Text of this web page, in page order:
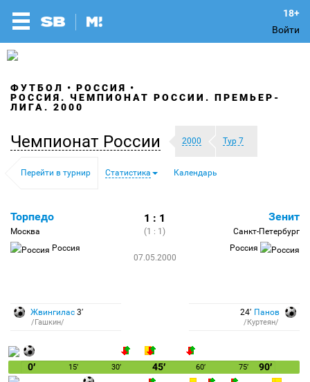
Войти
ФУТБОЛ
РОССИЯ
РОССИЯ. ЧЕМПИОНАТ РОССИИ. ПРЕМЬЕР-
ЛИГА. 2000
Чемпионат России 2000 Тур 7
Перейти в турнир Статистика Календарь
Торпедо
Москва
Россия
1 : 1
(1 : 1)
07.05.2000
Зенит
Санкт-Петербург
Россия
Жвингилас 3′
/Гашкин/
24′ Панов
/Куртеян/
0′ 15′ 30′ 45′ 60′ 75′ 90′